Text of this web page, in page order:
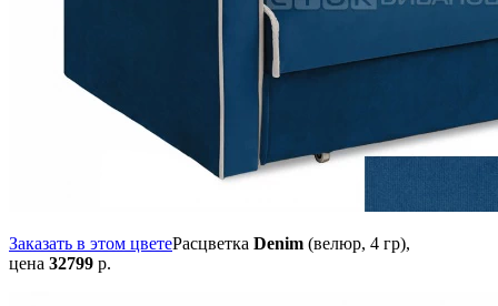
Заказать в этом цветеРасцветка Denim (велюр, 4 гр),
цена 32799 р.